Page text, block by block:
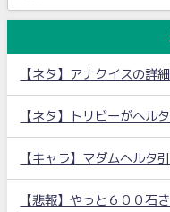
【ネタ】アナクイスの詳
【ネタ】トリビーがヘル
【キャラ】マダムヘルタ
【悲報】やっと６００石